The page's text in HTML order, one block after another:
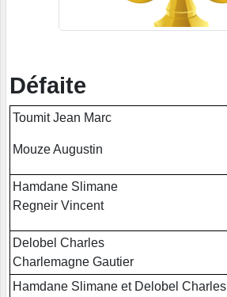
Défaite
Toumit Jean Marc
Mouze Augustin
Hamdane Slimane
Regneir Vincent
Delobel Charles
Charlemagne Gautier
Hamdane Slimane et Delobel Charles